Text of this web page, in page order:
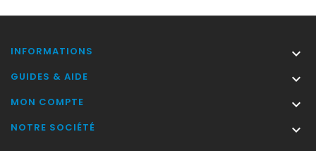
INFORMATIONS 
GUIDES & AIDE 
MON COMPTE 
NOTRE SOCIÉTÉ 